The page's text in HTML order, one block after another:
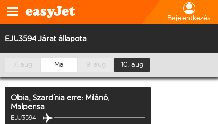
Bejelentkezés
EJU3594 Járat állapota
7. aug Ma 9. aug 10. aug
Olbia, Szardínia erre: Milánó,
Malpensa
EJU3594